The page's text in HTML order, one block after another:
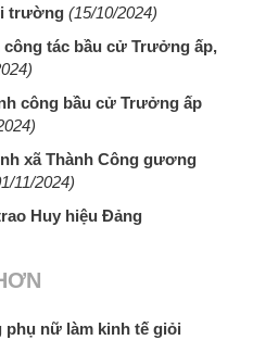
trường (15/10/2024)
tác bầu cử Trưởng ấp,
công bầu cử Trưởng ấp
xã Thành Công gương
11/2024)
Huy hiệu Đảng
nữ làm kinh tế giỏi